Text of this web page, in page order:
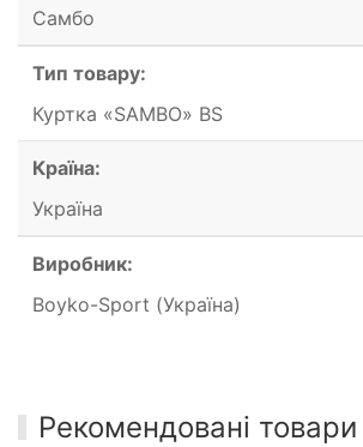
Самбо
Тип товару:
Куртка «SAMBO» BS
Країна:
Україна
Виробник:
Boyko-Sport (Україна)
Рекомендовані товари